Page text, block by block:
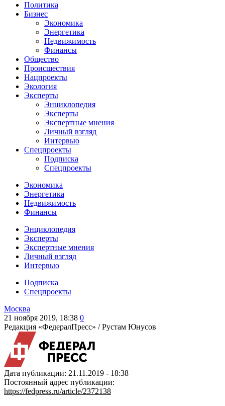
Политика
Бизнес
Экономика
Энергетика
Недвижимость
Финансы
Общество
Происшествия
Нацпроекты
Экология
Эксперты
Энциклопедия
Эксперты
Экспертные мнения
Личный взгляд
Интервью
Спецпроекты
Подписка
Спецпроекты
Экономика
Энергетика
Недвижимость
Финансы
Энциклопедия
Эксперты
Экспертные мнения
Личный взгляд
Интервью
Подписка
Спецпроекты
Москва
21 ноября 2019, 18:38 0
Редакция «ФедералПресс» /Рустам Юнусов
Дата публикации: 21.11.2019 - 18:38
Постоянный адрес публикации:
https://fedpress.ru/article/2372138